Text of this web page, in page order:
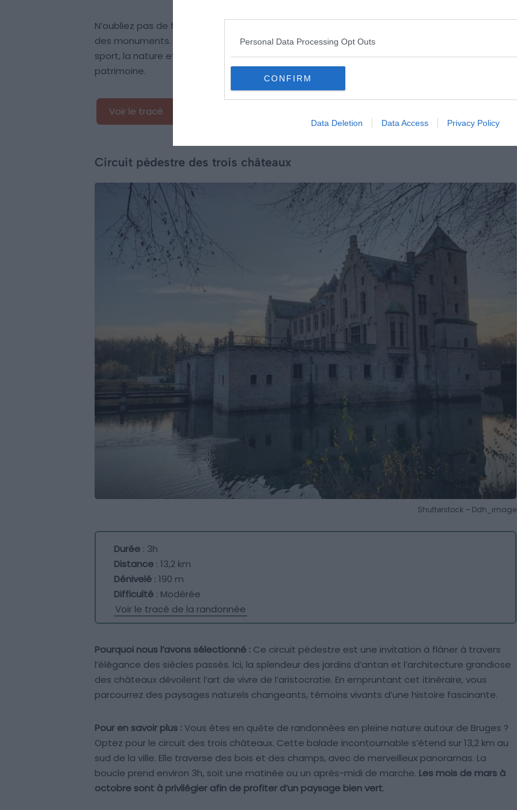
Personal Data Processing Opt Outs
CONFIRM
Data Deletion Data Access Privacy Policy
N’oubliez pas de faire un détour par le village de Sijsele pour atteindre de vieilles églises et
des monuments. Cela ajoutera une touche culturelle à votre randonnée. En mélangeant le
sport, la nature et l’histoire, cette idée d’excursion est parfaite pour les férus de nature et de
patrimoine.
Voir le tracé
Circuit pédestre des trois châteaux
Shutterstock – Ddh_image
Durée : 3h
Distance : 13,2 km
Dénivelé : 190 m
Difficulté : Modérée
Voir le tracé de la randonnée
Pourquoi nous l’avons sélectionné : Ce circuit pédestre est une invitation à flâner à travers
l’élégance des siècles passés. Ici, la splendeur des jardins d’antan et l’architecture grandiose
des châteaux dévoilent l’art de vivre de l’aristocratie. En empruntant cet itinéraire, vous
parcourrez des paysages naturels changeants, témoins vivants d’une histoire fascinante.
Pour en savoir plus :Vous êtes en quête de randonnées en pleine nature autour de Bruges ?
Optez pour le circuit des trois châteaux. Cette balade incontournable s’étend sur 13,2 km au
sud de la ville. Elle traverse des bois et des champs, avec de merveilleux panoramas. La
boucle prend environ 3h, soit une matinée ou un après-midi de marche. Les mois de mars à
octobre sont à privilégier afin de profiter d’un paysage bien vert.